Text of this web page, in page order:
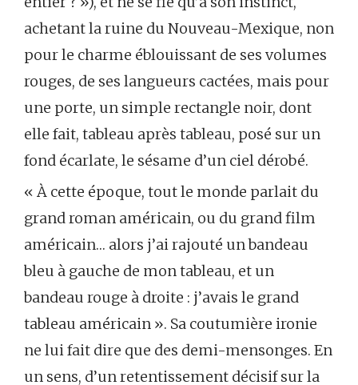
achetant la ruine du Nouveau-Mexique, non
pour le charme éblouissant de ses volumes
rouges, de ses langueurs cactées, mais pour
une porte, un simple rectangle noir, dont
elle fait, tableau après tableau, posé sur un
fond écarlate, le sésame d’un ciel dérobé.
« À cette époque, tout le monde parlait du
grand roman américain, ou du grand film
américain… alors j’ai rajouté un bandeau
bleu à gauche de mon tableau, et un
bandeau rouge à droite : j’avais le grand
tableau américain ». Sa coutumière ironie
ne lui fait dire que des demi-mensonges. En
un sens, d’un retentissement décisif sur la